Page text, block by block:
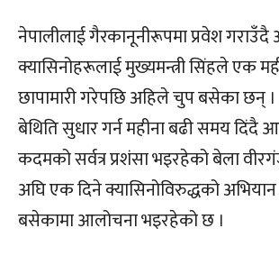
नेपालीलाई गैरकानूनीरूपमा प्रवेश
क्यासिनोहरूलाई मुख्यमन्त्री सिंहले एक
छापामारी गरेपछि अहिले चुप बसेका छन्
बेथिति सुधार गर्न महीना बढी समय दिंदै
कदमको सर्वत्र प्रशंसा भइरहेको बेला
अघि एक दिने क्यासिनोविरुद्धको
बसेकामा आलोचना भइरहेको छ ।